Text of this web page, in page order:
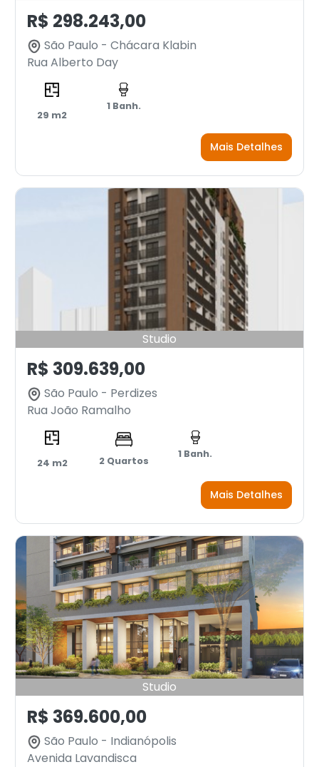
R$ 298.243,00
São Paulo - Chácara Klabin
Rua Alberto Day
29 m2
1 Banh.
Mais Detalhes
Studio
R$ 309.639,00
São Paulo - Perdizes
Rua João Ramalho
24 m2 2 Quartos
1 Banh.
Mais Detalhes
Studio
R$ 369.600,00
São Paulo - Indianópolis
Avenida Lavandisca